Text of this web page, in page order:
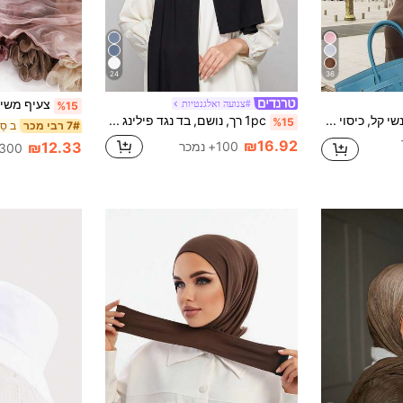
36
1pc כיסוי ראש נשי קל, כיסוי ראש קלאסי מיידי בצבע אחיד, 3 שיטות לבישה שונות, רב-שימושי ומעשי, כיסוי ראש אלסטי, בד ויסקוזה רך ונוח, מתאים ללבישה יומיומית, ספורט, יוגה, לשמלה
24
#צנועה ואלגנטיות
%15 1pc רך, נושם, בד נגד פילינג קשירה מיידית מטפחת ראש מוסלמית, מתאים לכל השנה וללבוש יומיומי
₪16.92 100+ נמכר
%15
7# רבי מכר
₪12.33 300+ נמכר